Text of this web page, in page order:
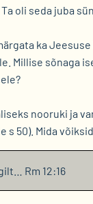
oli seda juba
ka
Millise sõnaga
nooruki ja
s 50). Mida
Rm 12:16